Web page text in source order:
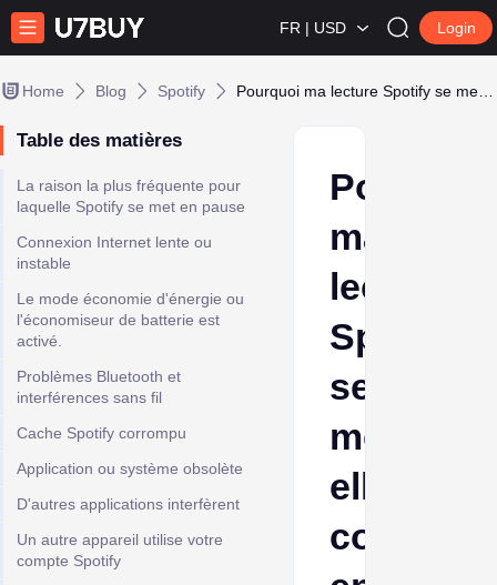
FR | USD Login
Home Blog Spotify
Table des matières
La raison la plus fréquente pour
laquelle Spotify se met en pause
Connexion Internet lente ou
instable
Le mode économie d'énergie ou
l'économiseur de batterie est
activé.
Problèmes Bluetooth et
interférences sans fil
Cache Spotify corrompu
Application ou système obsolète
D'autres applications interfèrent
Un autre appareil utilise votre
compte Spotify
Pourquoi
ma
lecture
Spotify
se
met-
elle